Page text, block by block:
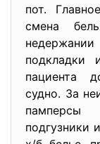
пот.
смена
подкладки
пациента
судно. За
памперсы
подгузники